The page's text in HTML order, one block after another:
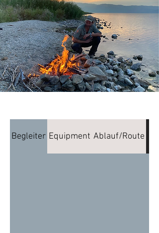
Begleiter Equipment Ablauf/Route